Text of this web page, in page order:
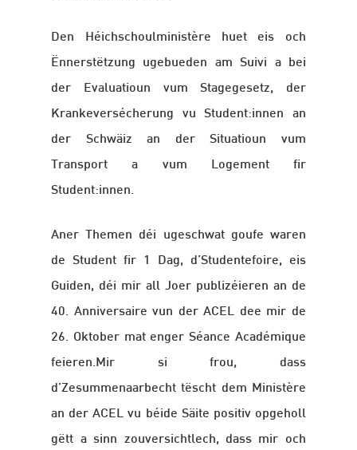
Den Héichschoulministère huet eis och
Ënnerstëtzung ugebueden am Suivi a bei
der Evaluatioun vum Stagegesetz, der
Krankeversécherung vu Student:innen an
der Schwäiz an der Situatioun vum
Transport a vum Logement fir
Student:innen.
Aner Themen déi ugeschwat goufe waren
de Student fir 1 Dag, d’Studentefoire, eis
Guiden, déi mir all Joer publizéieren an de
40. Anniversaire vun der ACEL dee mir de
26. Oktober mat enger Séance Académique
feieren.Mir si frou, dass
d’Zesummenaarbecht tëscht dem Ministère
an der ACEL vu béide Säite positiv opgeholl
gëtt a sinn zouversichtlech, dass mir och